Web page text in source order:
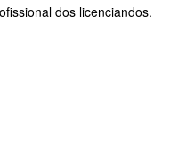
dos licenciandos.